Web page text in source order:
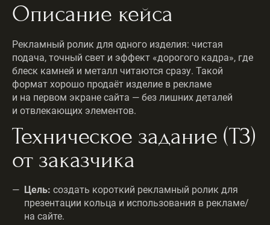
Описание кейса
Рекламный ролик для одного изделия: чистая
подача, точный свет и эффект «дорогого кадра», где
блеск камней и металл читаются сразу. Такой
формат хорошо продаёт изделие в рекламе
и на первом экране сайта — без лишних деталей
и отвлекающих элементов.
Техническое задание (ТЗ)
от заказчика
Цель: создать короткий рекламный ролик для
презентации кольца и использования в рекламе/
на сайте.